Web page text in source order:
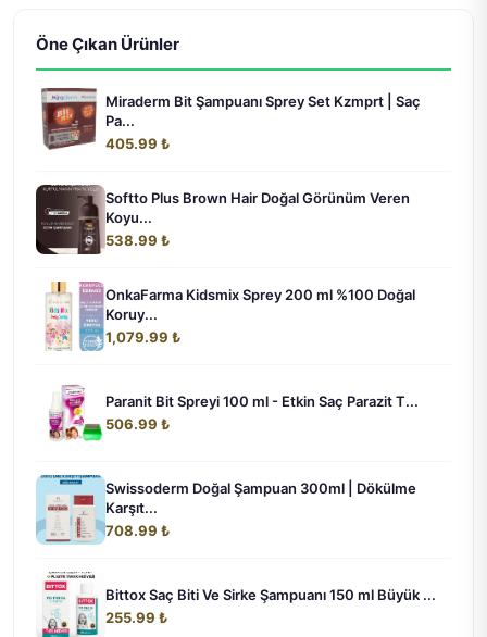
Öne Çıkan Ürünler
Miraderm Bit Şampuanı Sprey Set Kzmprt | Saç
Pa...
405.99 ₺
Softto Plus Brown Hair Doğal Görünüm Veren
Koyu...
538.99 ₺
OnkaFarma Kidsmix Sprey 200 ml %100 Doğal
Koruy...
1,079.99 ₺
Paranit Bit Spreyi 100 ml - Etkin Saç Parazit T...
506.99 ₺
Swissoderm Doğal Şampuan 300ml | Dökülme
Karşıt...
708.99 ₺
Bittox Saç Biti Ve Sirke Şampuanı 150 ml Büyük ...
255.99 ₺